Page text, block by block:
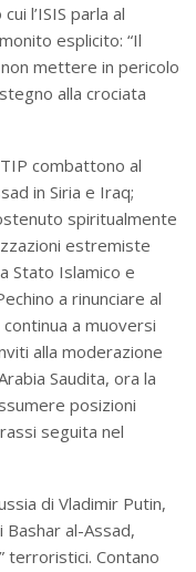
l’ISIS parla al
esplicito: “Il
mettere in pericolo
alla crociata
combattono al
in Siria e Iraq;
spiritualmente
estremiste
Stato Islamico e
a rinunciare al
a muoversi
alla moderazione
Saudita, ora la
posizioni
seguita nel
di Vladimir Putin,
al-Assad,
terroristici. Contano